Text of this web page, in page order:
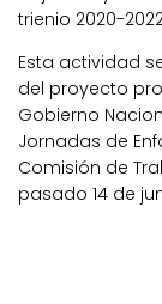
trienio 2020-
Esta actividad
del proyecto
Gobierno
Jornadas de
Comisión de
pasado 14 de